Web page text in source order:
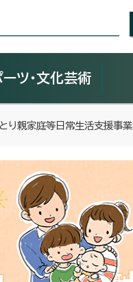
ーツ・文化芸術
り親家庭等日常生活支援事業